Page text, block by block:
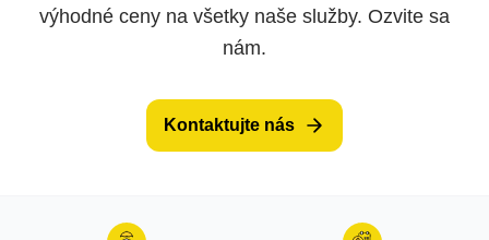
výhodné ceny na všetky naše služby. Ozvite sa
nám.
Kontaktujte nás